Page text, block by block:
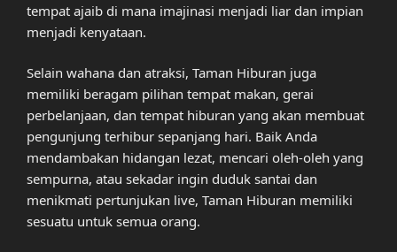
tempat ajaib di mana imajinasi menjadi liar dan impian
menjadi kenyataan.
Selain wahana dan atraksi, Taman Hiburan juga
memiliki beragam pilihan tempat makan, gerai
perbelanjaan, dan tempat hiburan yang akan membuat
pengunjung terhibur sepanjang hari. Baik Anda
mendambakan hidangan lezat, mencari oleh-oleh yang
sempurna, atau sekadar ingin duduk santai dan
menikmati pertunjukan live, Taman Hiburan memiliki
sesuatu untuk semua orang.